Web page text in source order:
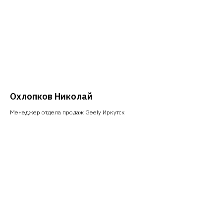
Охлопков Николай
Менеджер отдела продаж Geely Иркутск